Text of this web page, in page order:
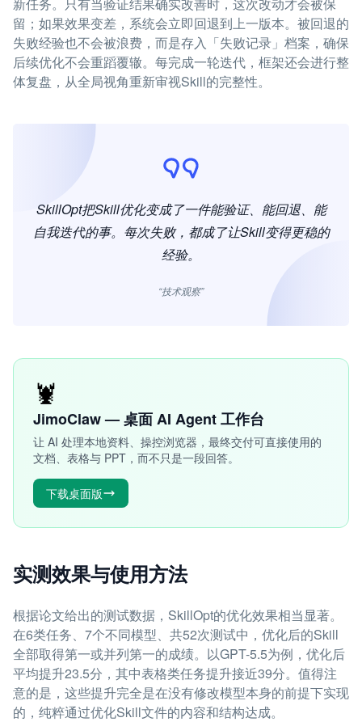
留；如果效果变差，系统会立即回退到上一版本。被回退的
失败经验也不会被浪费，而是存入「失败记录」档案，确保
后续优化不会重蹈覆辙。每完成一轮迭代，框架还会进行整
体复盘，从全局视角重新审视Skill的完整性。
SkillOpt把Skill优化变成了一件能验证、能回退、能
自我迭代的事。每次失败，都成了让Skill变得更稳的
经验。
“技术观察”
🦞
JimoClaw — 桌面 AI Agent 工作台
让 AI 处理本地资料、操控浏览器，最终交付可直接使用的
文档、表格与 PPT，而不只是一段回答。
下载桌面版
实测效果与使用方法
根据论文给出的测试数据，SkillOpt的优化效果相当显著。
在6类任务、7个不同模型、共52次测试中，优化后的Skill
全部取得第一或并列第一的成绩。以GPT-5.5为例，优化后
平均提升23.5分，其中表格类任务提升接近39分。值得注
意的是，这些提升完全是在没有修改模型本身的前提下实现
的，纯粹通过优化Skill文件的内容和结构达成。